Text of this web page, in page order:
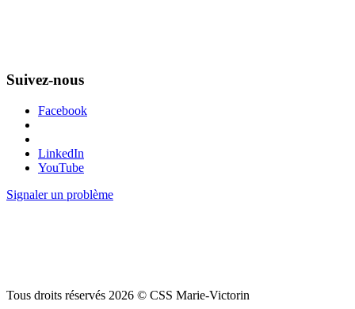
Suivez-nous
Facebook
LinkedIn
YouTube
Signaler un problème
Tous droits réservés 2026 © CSS Marie-Victorin